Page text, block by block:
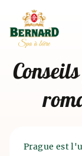
Prague est